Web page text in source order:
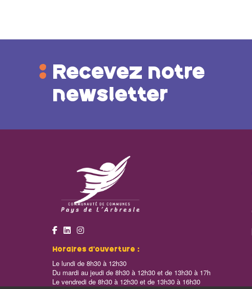
Recevez notre
newsletter
Horaires d’ouverture :
Le lundi de 8h30 à 12h30
Du mardi au jeudi de 8h30 à 12h30 et de 13h30 à 17h
Le vendredi de 8h30 à 12h30 et de 13h30 à 16h30